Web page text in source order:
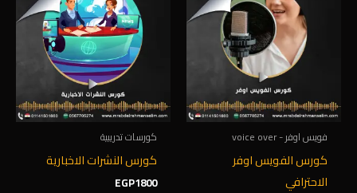
فويس اوفر - voice over
كورس الفويس اوفر
الاحترافي
كورسات تدريبية
كورس النشرات الاخبارية
EGP1800